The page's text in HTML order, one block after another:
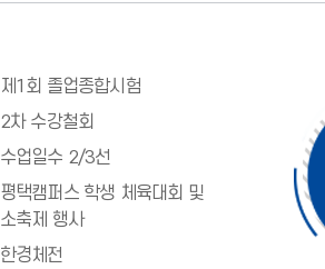
제1회 졸업종합시험
2차 수강철회
수업일수 2/3선
평택캠퍼스 학생 체육대회 및
소축제 행사
한경체전